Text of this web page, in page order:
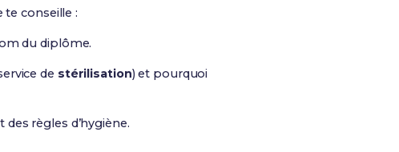
te conseille :
du diplôme.
de stérilisation) et pourquoi
règles d’hygiène.